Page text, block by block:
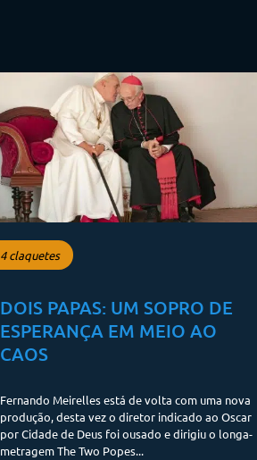
4 claquetes
DOIS PAPAS: UM SOPRO DE
ESPERANÇA EM MEIO AO
CAOS
Fernando Meirelles está de volta com uma nova
produção, desta vez o diretor indicado ao Oscar
por Cidade de Deus foi ousado e dirigiu o longa-
metragem The Two Popes...